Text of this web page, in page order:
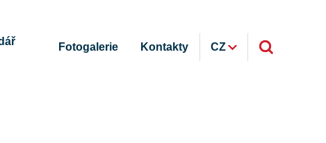
Fotogalerie Kontakty CZ